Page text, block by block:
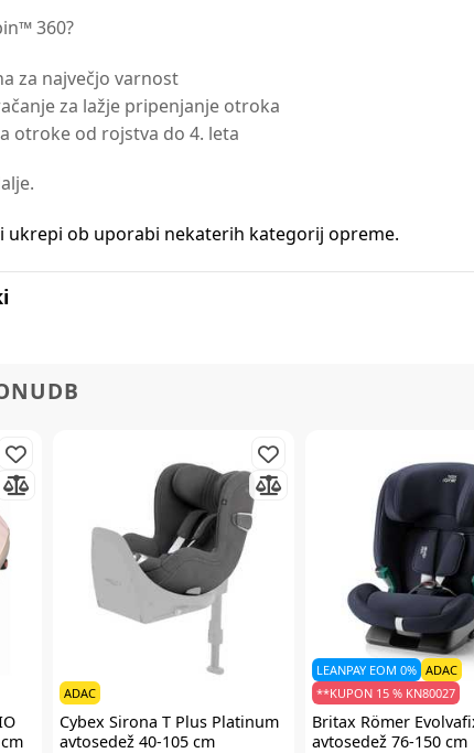
360?
za največjo varnost
za lažje pripenjanje otroka
otroke od rojstva do 4. leta
ukrepi ob uporabi nekaterih kategorij opreme.
ADAC
Cybex Sirona T Plus Platinum
avtosedež 40-105 cm
LEANPAY EOM 0%
**KUPON 15 % KN80027
ADAC
Britax Römer
avtosedež 76-150 cm